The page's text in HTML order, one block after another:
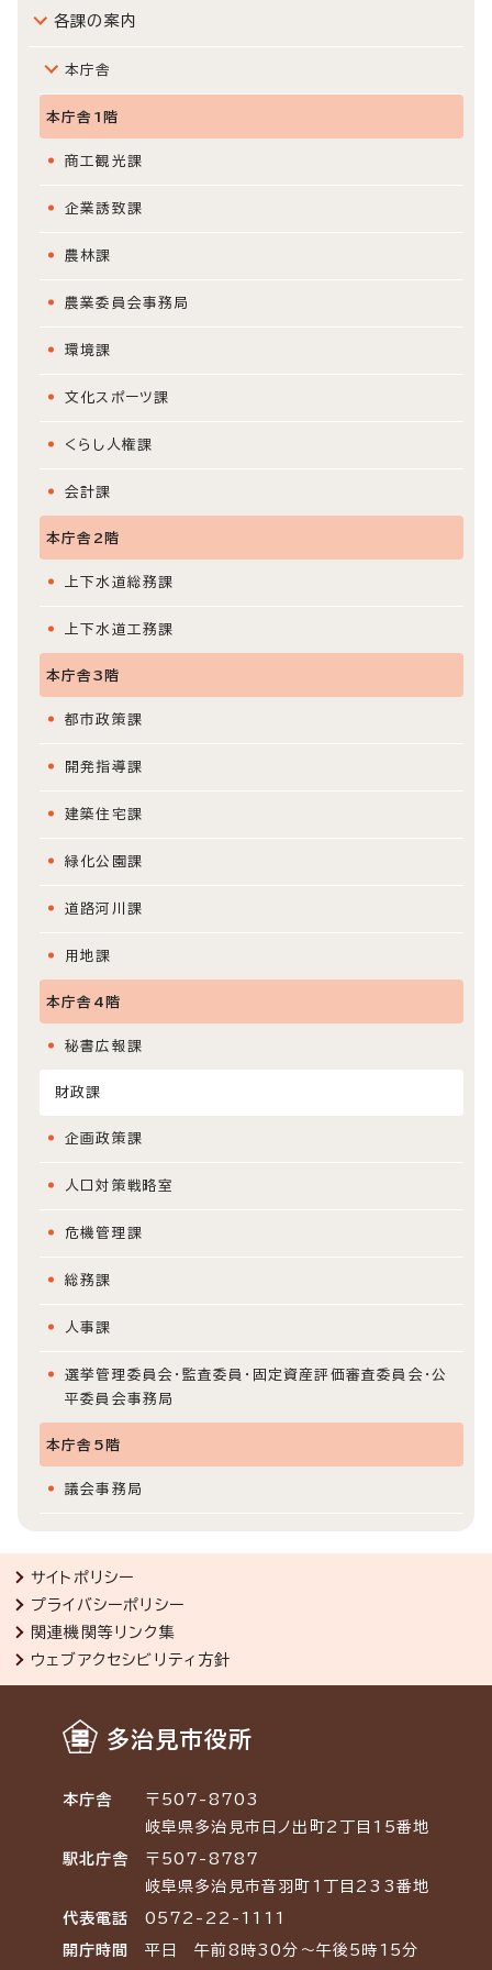
各課の案内
本庁舎
本庁舎1階
商工観光課
企業誘致課
農林課
農業委員会事務局
環境課
文化スポーツ課
くらし人権課
会計課
本庁舎2階
上下水道総務課
上下水道工務課
本庁舎3階
都市政策課
開発指導課
建築住宅課
緑化公園課
道路河川課
用地課
本庁舎4階
秘書広報課
財政課
企画政策課
人口対策戦略室
危機管理課
総務課
人事課
選挙管理委員会・監査委員・固定資産評価審査委員会・公
平委員会事務局
本庁舎5階
議会事務局
サイトポリシー
プライバシーポリシー
関連機関等リンク集
ウェブアクセシビリティ方針
多治見市役所
本庁舎
〒507-8703
岐阜県多治見市日ノ出町2丁目15番地
駅北庁舎
〒507-8787
岐阜県多治見市音羽町1丁目233番地
代表電話 0572-22-1111
開庁時間 平日 午前8時30分～午後5時15分